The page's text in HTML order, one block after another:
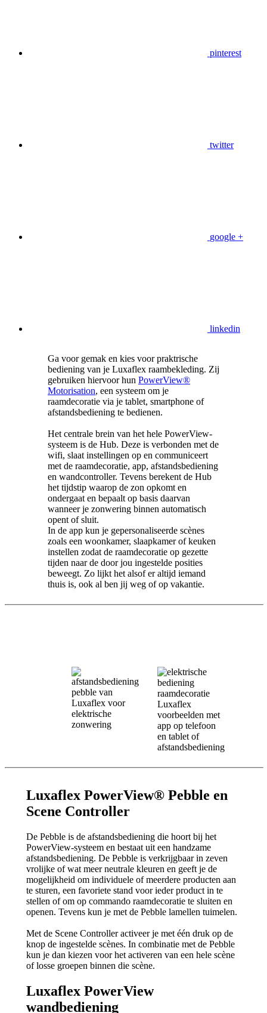
pinterest
twitter
google +
linkedin
Ga voor gemak en kies voor praktrische
bediening van je Luxaflex raambekleding. Zij
gebruiken hiervoor hun PowerView®
Motorisation, een systeem om je
raamdecoratie via je tablet, smartphone of
afstandsbediening te bedienen.
Het centrale brein van het hele PowerView-
systeem is de Hub. Deze is verbonden met de
wifi, slaat instellingen op en communiceert
met de raamdecoratie, app, afstandsbediening
en wandcontroller. Tevens berekent de Hub
het tijdstip waarop de zon opkomt en
ondergaat en bepaalt op basis daarvan
wanneer je zonwering binnen automatisch
opent of sluit.
In de app kun je gepersonaliseerde scènes
zoals een woonkamer, slaapkamer of keuken
instellen zodat de raamdecoratie op gezette
tijden naar de door jou ingestelde posities
beweegt. Zo lijkt het alsof er altijd iemand
thuis is, ook al ben jij weg of op vakantie.
Luxaflex PowerView® Pebble en
Scene Controller
De Pebble is de afstandsbediening die hoort bij het
PowerView-systeem en bestaat uit een handzame
afstandsbediening. De Pebble is verkrijgbaar in zeven
vrolijke of wat meer neutrale kleuren en geeft je de
mogelijkheid om individuele of meerdere producten aan
te sturen, een favoriete stand voor ieder product in te
stellen of om op commando raamdecoratie te sluiten en
openen. Tevens kun je met de Pebble lamellen tuimelen.
Met de Scene Controller activeer je met één druk op de
knop de ingestelde scènes. In combinatie met de Pebble
kun je dan kiezen voor het activeren van een hele scène
of losse groepen binnen die scène.
Luxaflex PowerView
wandbediening